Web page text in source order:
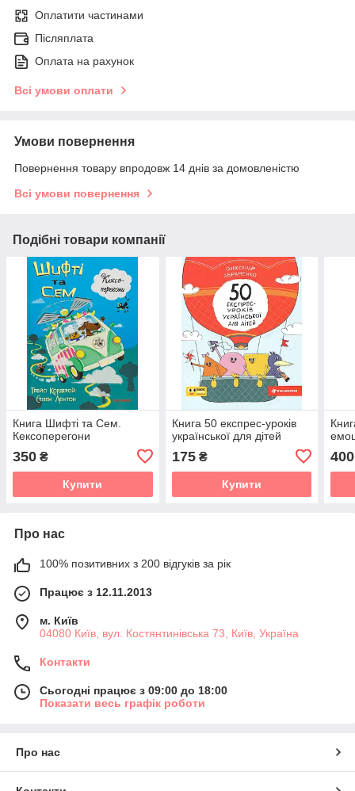
Оплатити частинами
Післяплата
Оплата на рахунок
Всі умови оплати
Умови повернення
Повернення товару впродовж 14 днів за домовленістю
Всі умови повернення
Подібні товари компанії
Книга Шифті та Сем.
Кексоперегони
350 ₴
Купити
Книга 50 експрес-уроків
української для дітей
175₴
Купити
400
Про нас
100% позитивних з 200 відгуків за рік
Працює з 12.11.2013
м. Київ
04080 Київ, вул. Костянтинівська 73, Київ, Україна
Контакти
Сьогодні працює з 09:00 до 18:00
Показати весь графік роботи
Про нас